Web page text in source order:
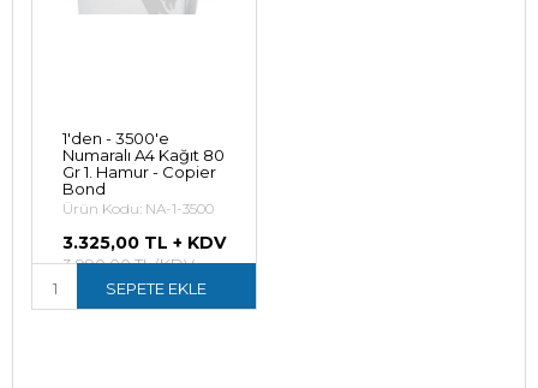
1'den - 3500'e
Numaralı A4 Kağıt 80
Gr 1. Hamur - Copier
Bond
Ürün Kodu: NA-1-3500
3.325,00 TL + KDV
3.990,00 TL (KDV
SEPETE EKLE